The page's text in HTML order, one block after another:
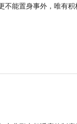
能置身事外，唯有